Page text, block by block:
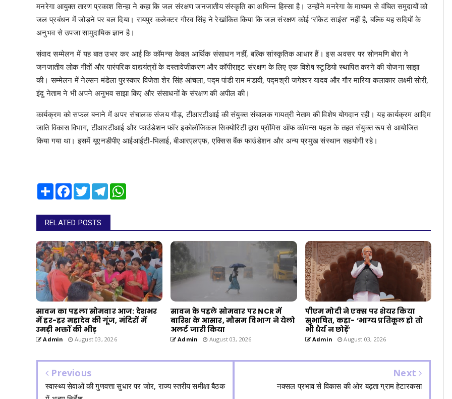
मनरेगा आयुक्त तारण प्रकाश सिन्हा ने कहा कि जल संरक्षण जनजातीय संस्कृति का अभिन्न हिस्सा है। उन्होंने मनरेगा के माध्यम से वंचित समुदायों को
जल प्रबंधन में जोड़ने पर बल दिया। रायपुर कलेक्टर गौरव सिंह ने रेखांकित किया कि जल संरक्षण कोई ’रॉकेट साइंस’ नहीं है, बल्कि यह सदियों के
अनुभव से उपजा सामुदायिक ज्ञान है।
संवाद सम्मेलन में यह बात उभर कर आई कि कॉमन्स केवल आर्थिक संसाधन नहीं, बल्कि सांस्कृतिक आधार हैं। इस अवसर पर सोनमणि बोरा ने
जनजातीय लोक गीतों और पारंपरिक वाद्ययंत्रों के दस्तावेजीकरण और कॉपीराइट संरक्षण के लिए एक विशेष स्टूडियो स्थापित करने की योजना साझा
की। सम्मेलन में नेल्सन मंडेला पुरस्कार विजेता शेर सिंह आंचला, पद्म पांडी राम मंडावी, पद्मश्री जगेश्वर यादव और गौर मारिया कलाकार लक्ष्मी सोरी,
इंदु नेताम ने भी अपने अनुभव साझा किए और संसाधनों के संरक्षण की अपील की।
कार्यक्रम को सफल बनाने में अपर संचालक संजय गौड़, टीआरटीआई की संयुक्त संचालक गायत्री नेताम की विशेष योगदान रही। यह कार्यक्रम आदिम
जाति विकास विभाग, टीआरटीआई और फाउंडेशन फॉर इकोलॉजिकल सिक्योरिटी द्वारा प्रॉमिस ऑफ कॉमन्स पहल के तहत संयुक्त रूप से आयोजित
किया गया था। इसमें यूएनडीपीए आईआईटी-भिलाई, बीआरएलएफ, एक्सिस बैंक फाउंडेशन और अन्य प्रमुख संस्थान सहयोगी रहे।
Share Facebook
TwitterTelegram
RELATED POSTS
सावन का पहला सोमवार आज: देशभर
में हर-हर महादेव की गूंज, मंदिरों में
उमड़ी भक्तों की भीड़
Admin August 03, 2026
सावन के पहले सोमवार पर NCR में
बारिश के आसार, मौसम विभाग ने येलो
अलर्ट जारी किया
Admin August 03, 2026
पीएम मोदी ने एक्स पर शेयर किया
सुभाषित, कहा- ‘भाग्य प्रतिकूल हो तो
भी धैर्य न छोड़ें’
Admin August 03, 2026
Previous
स्वास्थ्य सेवाओं की गुणवत्ता सुधार पर जोर, राज्य स्तरीय समीक्षा बैठक
Next
नक्सल प्रभाव से विकास की ओर बढ़ता ग्राम हेटारकसा